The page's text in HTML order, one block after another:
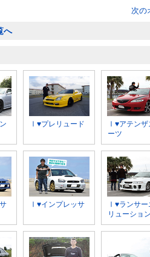
次の
へ
Ⅰ♥プレリュード
Ⅰ♥アテンザ
ーツ
Ⅰ♥インプレッサ
Ⅰ♥ランサー
リューショ